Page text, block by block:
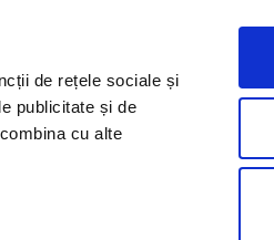
de rețele sociale și
publicitate și de
cu alte
SERVICII CLIENTI